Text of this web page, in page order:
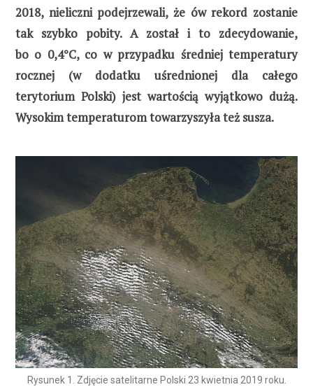
2018, nieliczni podejrzewali, że ów rekord zostanie
tak szybko pobity. A został i to zdecydowanie,
bo o 0,4°C, co w przypadku średniej temperatury
rocznej (w dodatku uśrednionej dla całego
terytorium Polski) jest wartością wyjątkowo dużą.
Wysokim temperaturom towarzyszyła też susza.
Rysunek 1. Zdjęcie satelitarne Polski 23 kwietnia 2019 roku.